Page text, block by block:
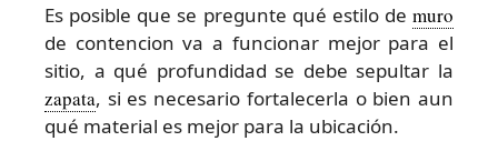
Es posible que se pregunte qué estilo de muro
de contencion va a funcionar mejor para el
sitio, a qué profundidad se debe sepultar la
zapata, si es necesario fortalecerla o bien aun
qué material es mejor para la ubicación.